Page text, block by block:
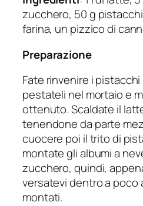
zucchero, 50 g
farina, un pizzico di
Preparazione
Fate rinvenire i
pestateli nel mortaio e
ottenuto. Scaldate il
tenendone da parte
cuocere poi il trito di
montate gli albumi a
zucchero, quindi,
versatevi dentro a poco
montati.